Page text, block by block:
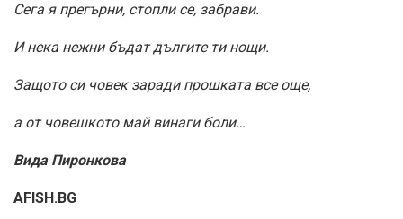
Сега я прегърни, стопли се, забрави.
И нека нежни бъдат дългите ти нощи.
Защото си човек заради прошката все още,
а от човешкото май винаги боли…
Вида Пиронкова
AFISH.BG